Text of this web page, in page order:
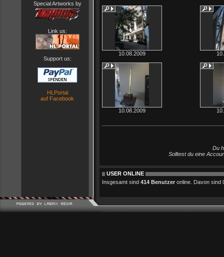
Special Artworks by
Link us:
Support us:
HLPortal
auf Facebook
10.08.2009
10.08.2009
Du
Solltest du eine
USER ONLINE
Insgesamt sind 414 Benutzer online. Davon sind